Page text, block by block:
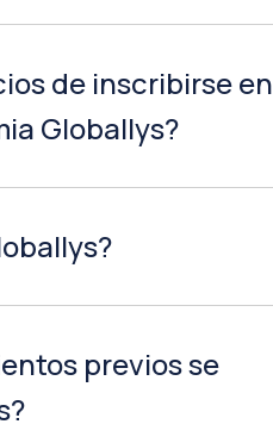
de inscribirse en
Globallys?
previos se